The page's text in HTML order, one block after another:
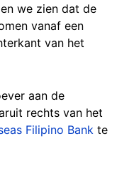
we zien dat de
vanaf een
van het
aan de
rechts van het
Filipino Bank te